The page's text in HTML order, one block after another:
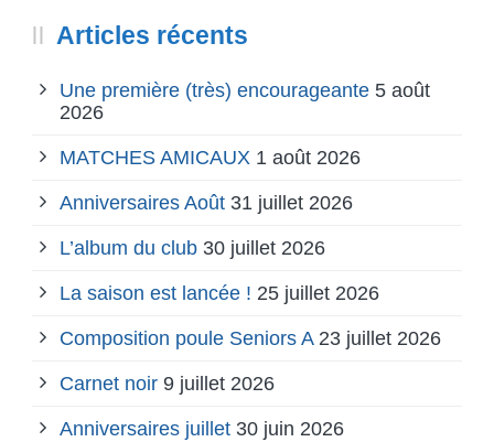
Articles récents
Une première (très) encourageante 5 août
2026
MATCHES AMICAUX 1 août 2026
Anniversaires Août 31 juillet 2026
L’album du club 30 juillet 2026
La saison est lancée ! 25 juillet 2026
Composition poule Seniors A 23 juillet 2026
Carnet noir 9 juillet 2026
Anniversaires juillet 30 juin 2026